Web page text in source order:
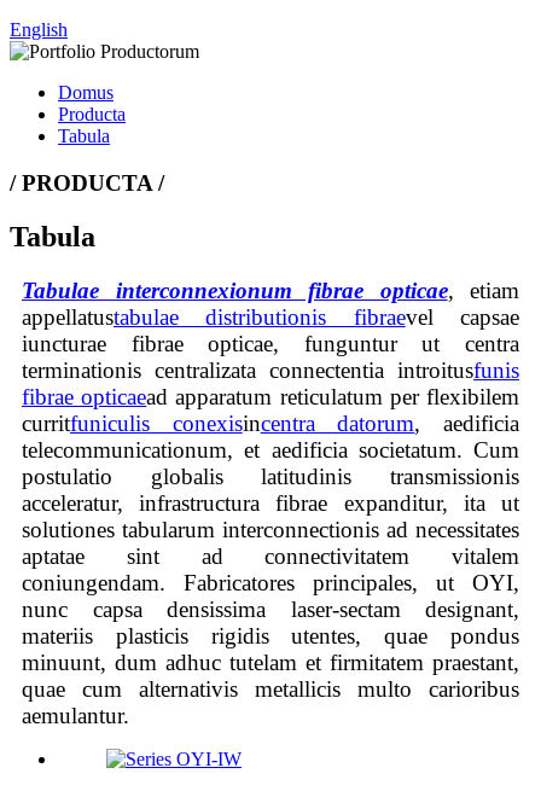
English
Domus
Producta
Tabula
/ PRODUCTA /
Tabula
Tabulae interconnexionum fibrae opticae, etiam
appellatustabulae distributionis fibraevel capsae
iuncturae fibrae opticae, funguntur ut centra
terminationis centralizata connectentia introitusfunis
fibrae opticaead apparatum reticulatum per flexibilem
curritfuniculis conexisincentra datorum, aedificia
telecommunicationum, et aedificia societatum. Cum
postulatio globalis latitudinis transmissionis
acceleratur, infrastructura fibrae expanditur, ita ut
solutiones tabularum interconnectionis ad necessitates
aptatae sint ad connectivitatem vitalem
coniungendam. Fabricatores principales, ut OYI,
nunc capsa densissima laser-sectam designant,
materiis plasticis rigidis utentes, quae pondus
minuunt, dum adhuc tutelam et firmitatem praestant,
quae cum alternativis metallicis multo carioribus
aemulantur.